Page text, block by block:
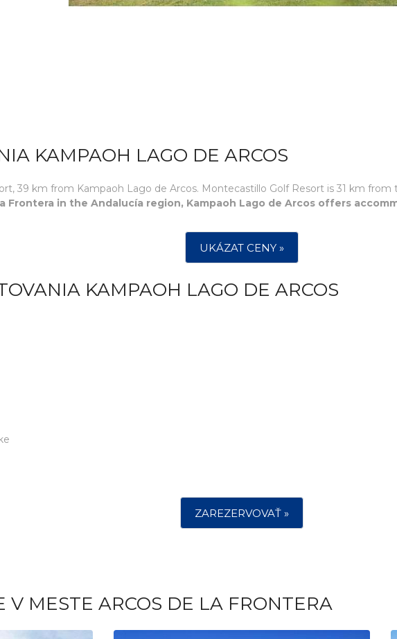
KAMPAOH LAGO DE ARCOS
39 km from Kampaoh Lago de Arcos. Montecastillo Golf Resort is 31 km
Frontera in the Andalucía region, Kampaoh Lago de Arcos offers
UKÁZAT CENY »
KAMPAOH LAGO DE ARCOS
ZAREZERVOVAŤ »
V MESTE ARCOS DE LA FRONTERA